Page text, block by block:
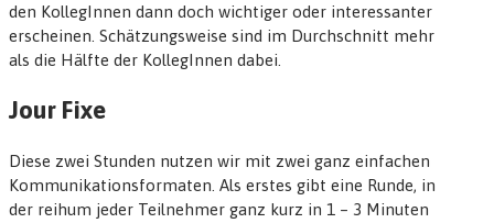
den KollegInnen dann doch wichtiger oder interessanter
erscheinen. Schätzungsweise sind im Durchschnitt mehr
als die Hälfte der KollegInnen dabei.
Jour Fixe
Diese zwei Stunden nutzen wir mit zwei ganz einfachen
Kommunikationsformaten. Als erstes gibt eine Runde, in
der reihum jeder Teilnehmer ganz kurz in 1 – 3 Minuten